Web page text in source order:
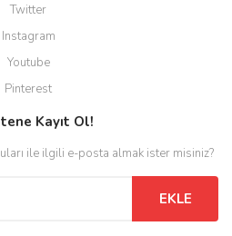
Twitter
Instagram
Youtube
Pinterest
Kayıt Ol!
ile ilgili e-posta almak ister misiniz?
EKLE